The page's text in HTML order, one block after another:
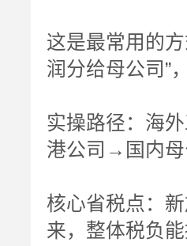
这是最常用的
润分给母公司”
实操路径：海
港公司→国内
核心省税点：
来，整体税负